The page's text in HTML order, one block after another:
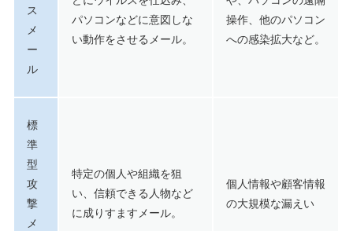
ス
メ
ー
ル
パソコンなどに意図しな
い動作をさせるメール。
操作、他のパソコン
への感染拡大など。
標
準
型
攻
撃
メ
特定の個人や組織を狙
い、信頼できる人物など
に成りすますメール。
個人情報や顧客情報
の大規模な漏えい